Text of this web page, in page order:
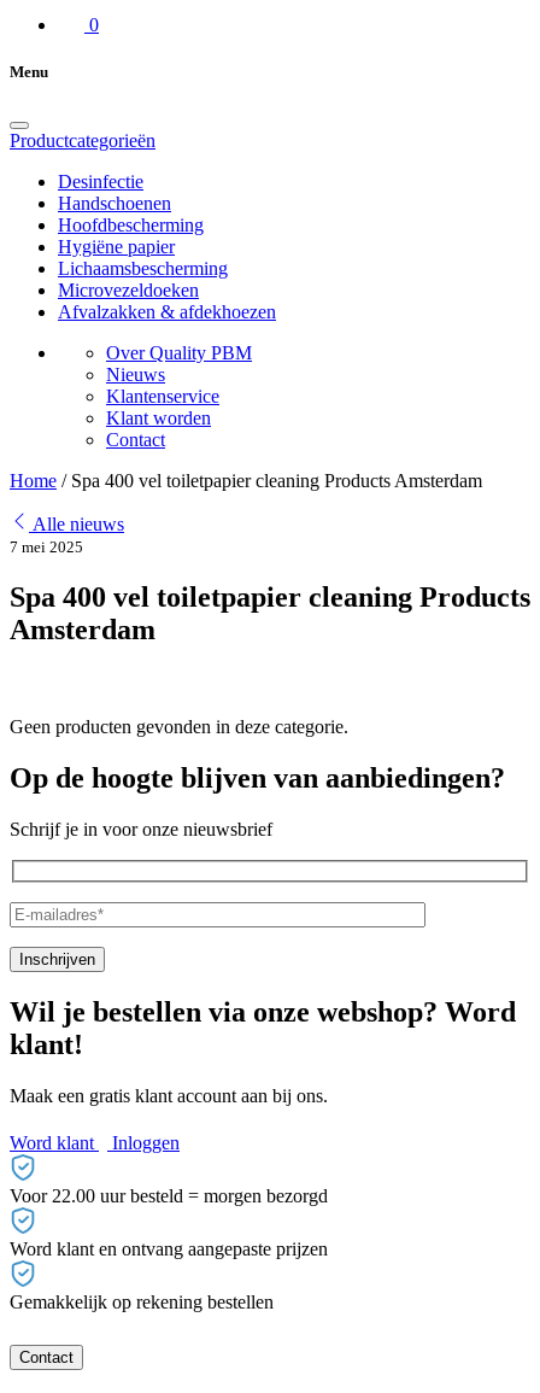
0
Menu
Productcategorieën
Desinfectie
Handschoenen
Hoofdbescherming
Hygiëne papier
Lichaamsbescherming
Microvezeldoeken
Afvalzakken & afdekhoezen
Over Quality PBM
Nieuws
Klantenservice
Klant worden
Contact
Home / Spa 400 vel toiletpapier cleaning Products Amsterdam
Alle nieuws
7 mei 2025
Spa 400 vel toiletpapier cleaning Products
Amsterdam
Geen producten gevonden in deze categorie.
Op de hoogte blijven van aanbiedingen?
Schrijf je in voor onze nieuwsbrief
Wil je bestellen via onze webshop? Word
klant!
Maak een gratis klant account aan bij ons.
Word klant Inloggen
Voor 22.00 uur besteld = morgen bezorgd
Word klant en ontvang aangepaste prijzen
Gemakkelijk op rekening bestellen
Contact